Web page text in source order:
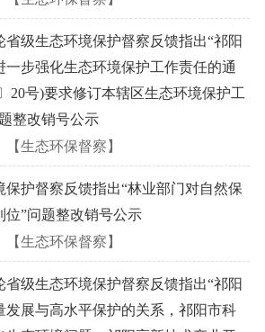
省级生态环境保护督察反馈指出“祁阳
一步强化生态环境保护工作责任的通
20号)要求修订本辖区生态环境保护工
整改销号公示
【生态环保督察】
保护督察反馈指出“林业部门对自然保
位”问题整改销号公示
【生态环保督察】
省级生态环境保护督察反馈指出“祁阳
发展与高水平保护的关系，祁阳市科